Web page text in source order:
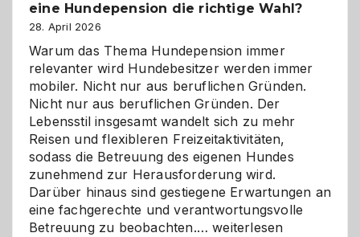
eine Hundepension die richtige Wahl?
28. April 2026
Warum das Thema Hundepension immer
relevanter wird Hundebesitzer werden immer
mobiler. Nicht nur aus beruflichen Gründen.
Nicht nur aus beruflichen Gründen. Der
Lebensstil insgesamt wandelt sich zu mehr
Reisen und flexibleren Freizeitaktivitäten,
sodass die Betreuung des eigenen Hundes
zunehmend zur Herausforderung wird.
Darüber hinaus sind gestiegene Erwartungen an
eine fachgerechte und verantwortungsvolle
Betreuung zu beobachten.…Betreuung
weiterlesen